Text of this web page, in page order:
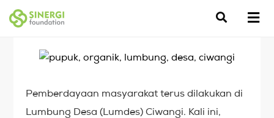
Pemberdayaan masyarakat terus dilakukan di
Lumbung Desa (Lumdes) Ciwangi. Kali ini,